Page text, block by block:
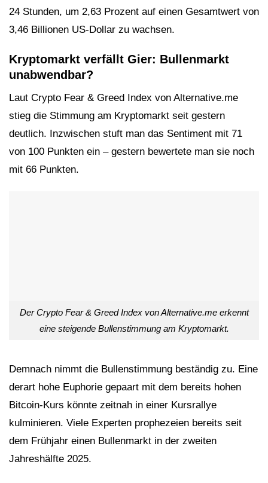
24 Stunden, um 2,63 Prozent auf einen Gesamtwert von
3,46 Billionen US-Dollar zu wachsen.
Kryptomarkt verfällt Gier: Bullenmarkt
unabwendbar?
Laut Crypto Fear & Greed Index von Alternative.me
stieg die Stimmung am Kryptomarkt seit gestern
deutlich. Inzwischen stuft man das Sentiment mit 71
von 100 Punkten ein – gestern bewertete man sie noch
mit 66 Punkten.
Der Crypto Fear & Greed Index von Alternative.me erkennt
eine steigende Bullenstimmung am Kryptomarkt.
Demnach nimmt die Bullenstimmung beständig zu. Eine
derart hohe Euphorie gepaart mit dem bereits hohen
Bitcoin-Kurs könnte zeitnah in einer Kursrallye
kulminieren. Viele Experten prophezeien bereits seit
dem Frühjahr einen Bullenmarkt in der zweiten
Jahreshälfte 2025.